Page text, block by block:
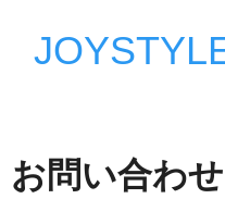
お問い合わせ